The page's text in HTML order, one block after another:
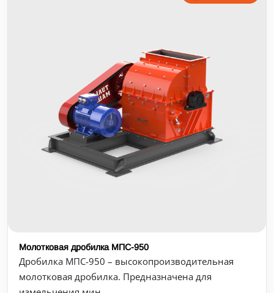
Молотковая дробилка МПС-950
Дробилка МПС-950 – высокопроизводительная
молотковая дробилка. Предназначена для